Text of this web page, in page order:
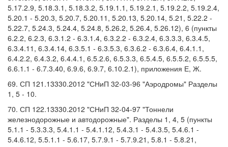
5.17.2.9, 5.18.3.1, 5.18.3.2, 5.19.1.1, 5.19.2.1, 5.19.2.2, 5.19.2.4,
5.20.1 - 5.20.3, 5.20.7, 5.20.11, 5.20.13, 5.20.14, 5.21, 5.22.2 -
5.22.7, 5.24.3, 5.24.4, 5.24.8, 5.26.2, 5.26.4, 5.26.12), 6 (пункты
6.2.2, 6.2.3, 6.3.1.2 - 6.3.1.4, 6.3.2.2 - 6.3.2.4, 6.3.3.3, 6.3.4.5,
6.3.4.11, 6.3.4.14, 6.3.5.1 - 6.3.5.3, 6.3.6.2 - 6.3.6.4, 6.4.1.1,
6.4.2.2, 6.4.3.2, 6.4.4.1, 6.5.2.6, 6.5.3.3, 6.5.4.5, 6.5.5.2, 6.5.5.5,
6.6.1.1 - 6.7.3.40, 6.9.6, 6.9.7, 6.10.2.1), приложения Е, Ж.
69. СП 121.13330.2012 "СНиП 32-03-96 "Аэродромы" Разделы
1, 5 - 10.
70. СП 122.13330.2012 "СНиП 32-04-97 "Тоннели
железнодорожные и автодорожные". Разделы 1, 4, 5 (пункты
5.1.1 - 5.3.3.3, 5.4.1.1 - 5.4.1.12, 5.4.3.1 - 5.4.3.5, 5.4.6.1 -
5.4.6.12, 5.5.1.1 - 5.6.17, 5.7.9.1 - 5.7.9.21, 5.8.1 - 5.8.21,